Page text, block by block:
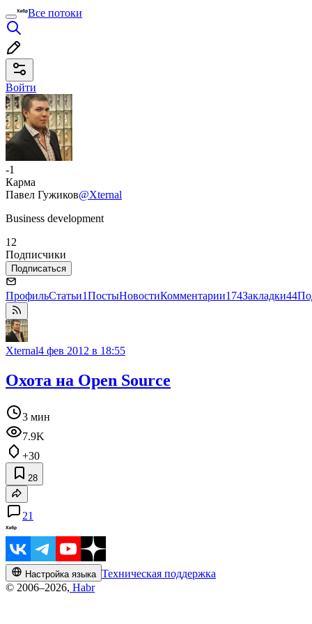
Все потоки
Войти
-1
Карма
Павел Гужиков@Xternal
Business development
12
Подписчики
Подписаться
ПрофильСтатьи1ПостыНовостиКомментарии174Закладки44
Xternal4 фев 2012 в 18:55
Охота на Open Source
3 мин
7.9K
+30
28
21
Настройка языка Техническая поддержка
© 2006–2026, Habr